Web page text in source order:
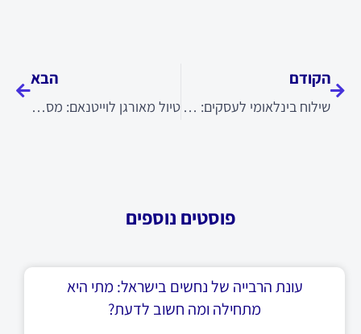
הקודם
שילוח בינלאומי לעסקים: מה חשוב לדעת לפני
הבא
טיול מאורגן לוייטנאם: מסלול, חוויה ודגשים חשובים
פוסטים נוספים
עונת הרבייה של נחשים בישראל: מתי היא
מתחילה ומה חשוב לדעת?